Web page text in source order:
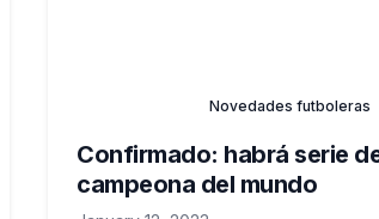
Novedades futboleras
Confirmado: habrá serie
campeona del mundo